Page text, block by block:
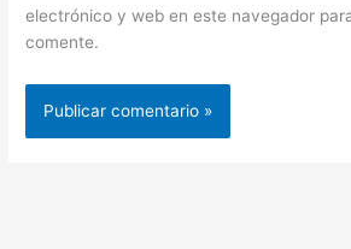
electrónico y web en este navegador
comente.